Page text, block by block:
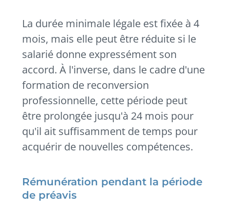
La durée minimale légale est fixée à 4
mois, mais elle peut être réduite si le
salarié donne expressément son
accord. À l'inverse, dans le cadre d'une
formation de reconversion
professionnelle, cette période peut
être prolongée jusqu'à 24 mois pour
qu'il ait suffisamment de temps pour
acquérir de nouvelles compétences.
Rémunération pendant la période
de préavis